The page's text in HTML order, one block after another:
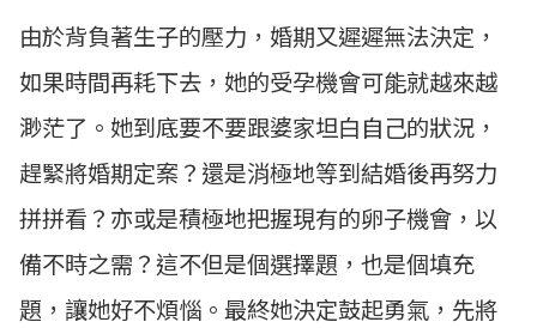
由於背負著生子的壓力，婚期又遲遲無法決定，
如果時間再耗下去，她的受孕機會可能就越來越
渺茫了。她到底要不要跟婆家坦白自己的狀況，
趕緊將婚期定案？還是消極地等到結婚後再努力
拼拼看？亦或是積極地把握現有的卵子機會，以
備不時之需？這不但是個選擇題，也是個填充
題，讓她好不煩惱。最終她決定鼓起勇氣，先將